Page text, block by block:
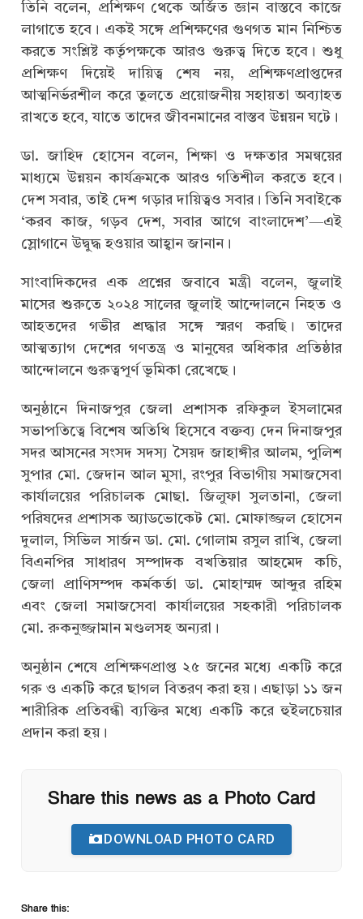
তিনি বলেন, প্রশিক্ষণ থেকে অর্জিত জ্ঞান বাস্তবে কাজে
লাগাতে হবে। একই সঙ্গে প্রশিক্ষণের গুণগত মান নিশ্চিত
করতে সংশ্লিষ্ট কর্তৃপক্ষকে আরও গুরুত্ব দিতে হবে। শুধু
প্রশিক্ষণ দিয়েই দায়িত্ব শেষ নয়, প্রশিক্ষণপ্রাপ্তদের
আত্মনির্ভরশীল করে তুলতে প্রয়োজনীয় সহায়তা অব্যাহত
রাখতে হবে, যাতে তাদের জীবনমানের বাস্তব উন্নয়ন ঘটে।
ডা. জাহিদ হোসেন বলেন, শিক্ষা ও দক্ষতার সমন্বয়ের
মাধ্যমে উন্নয়ন কার্যক্রমকে আরও গতিশীল করতে হবে।
দেশ সবার, তাই দেশ গড়ার দায়িত্বও সবার। তিনি সবাইকে
‘করব কাজ, গড়ব দেশ, সবার আগে বাংলাদেশ’—এই
স্লোগানে উদ্বুদ্ধ হওয়ার আহ্বান জানান।
সাংবাদিকদের এক প্রশ্নের জবাবে মন্ত্রী বলেন, জুলাই
মাসের শুরুতে ২০২৪ সালের জুলাই আন্দোলনে নিহত ও
আহতদের গভীর শ্রদ্ধার সঙ্গে স্মরণ করছি। তাদের
আত্মত্যাগ দেশের গণতন্ত্র ও মানুষের অধিকার প্রতিষ্ঠার
আন্দোলনে গুরুত্বপূর্ণ ভূমিকা রেখেছে।
অনুষ্ঠানে দিনাজপুর জেলা প্রশাসক রফিকুল ইসলামের
সভাপতিত্বে বিশেষ অতিথি হিসেবে বক্তব্য দেন দিনাজপুর
সদর আসনের সংসদ সদস্য সৈয়দ জাহাঙ্গীর আলম, পুলিশ
সুপার মো. জেদান আল মুসা, রংপুর বিভাগীয় সমাজসেবা
কার্যালয়ের পরিচালক মোছা. জিলুফা সুলতানা, জেলা
পরিষদের প্রশাসক অ্যাডভোকেট মো. মোফাজ্জল হোসেন
দুলাল, সিভিল সার্জন ডা. মো. গোলাম রসুল রাখি, জেলা
বিএনপির সাধারণ সম্পাদক বখতিয়ার আহমেদ কচি,
জেলা প্রাণিসম্পদ কর্মকর্তা ডা. মোহাম্মদ আব্দুর রহিম
এবং জেলা সমাজসেবা কার্যালয়ের সহকারী পরিচালক
মো. রুকনুজ্জামান মণ্ডলসহ অন্যরা।
অনুষ্ঠান শেষে প্রশিক্ষণপ্রাপ্ত ২৫ জনের মধ্যে একটি করে
গরু ও একটি করে ছাগল বিতরণ করা হয়। এছাড়া ১১ জন
শারীরিক প্রতিবন্ধী ব্যক্তির মধ্যে একটি করে হুইলচেয়ার
প্রদান করা হয়।
Share this news as a Photo Card
DOWNLOAD PHOTO CARD
Share this: